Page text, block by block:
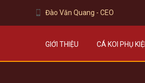
Đào Văn Quang - CEO
GIỚI THIỆU CÁ KOI PHỤ